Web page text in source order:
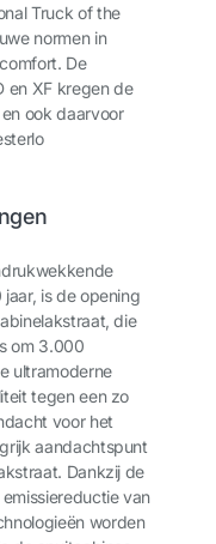
Truck of the
normen in
De
en XF kregen de
ook daarvoor
is de opening
die
om 3.000
ultramoderne
tegen een zo
voor het
aandachtspunt
Dankzij de
van
worden